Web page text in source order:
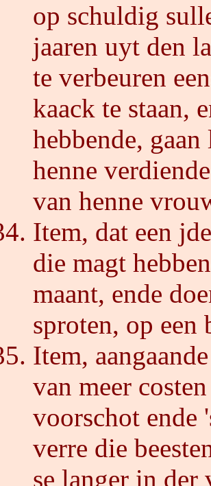
op schuldig
jaaren uyt den
te verbeuren
kaack te staan,
hebbende,
henne
van henne
Item, dat een
die magt
maant, ende
sproten, op een
Item,
van meer
voorschot ende
verre die
se langer in der